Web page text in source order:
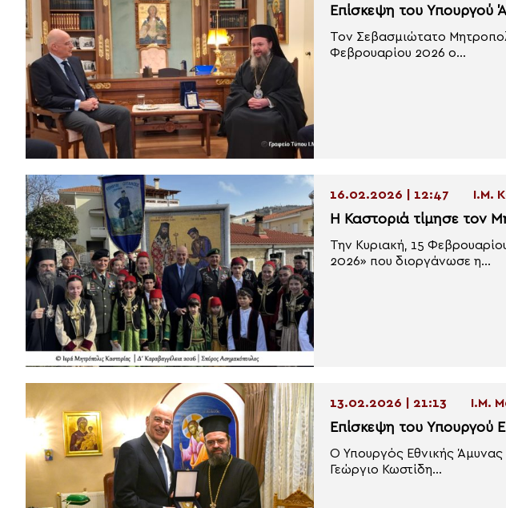
Επίσκεψη του Υπουργού
Τον Σεβασμιώτατο
Φεβρουαρίου 2026 ο...
16.02.2026 | 12:47 Ι.Μ.
Η Καστοριά τίμησε τον
Την Κυριακή, 15
2026» που διοργάνωσε η...
13.02.2026 | 21:13 Ι.Μ.
Επίσκεψη του Υπουργού
Ο Υπουργός Εθνικής Άμυνας
Γεώργιο Κωστίδη...